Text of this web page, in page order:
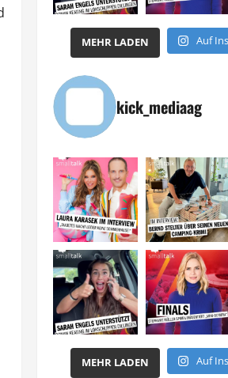
MEHR LADEN Auf
kick_mediaag
MEHR LADEN Auf